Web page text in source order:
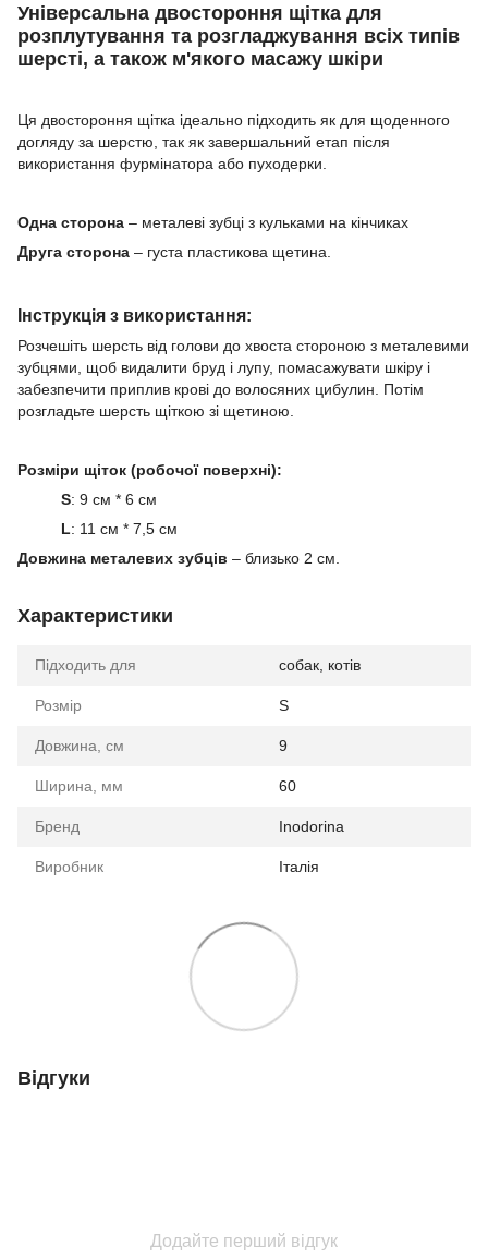
Універсальна двостороння щітка для
розплутування та розгладжування всіх типів
шерсті, а також м'якого масажу шкіри
Ця двостороння щітка ідеально підходить як для щоденного
догляду за шерстю, так як завершальний етап після
використання фурмінатора або пуходерки.
Одна сторона – металеві зубці з кульками на кінчиках
Друга сторона – густа пластикова щетина.
Інструкція з використання:
Розчешіть шерсть від голови до хвоста стороною з металевими
зубцями, щоб видалити бруд і лупу, помасажувати шкіру і
забезпечити приплив крові до волосяних цибулин. Потім
розгладьте шерсть щіткою зі щетиною.
Розміри щіток (робочої поверхні):
S: 9 см * 6 см
L: 11 см * 7,5 см
Довжина металевих зубців – близько 2 см.
Характеристики
Підходить для собак, котів
Розмір S
Довжина, см 9
Ширина, мм 60
Бренд Inodorina
Виробник Італія
Відгуки
Додайте перший відгук